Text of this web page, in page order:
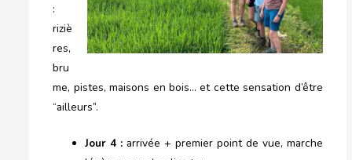
:
riziè
res,
bru
me, pistes, maisons en bois… et cette sensation d’être
“ailleurs”.
Jour 4 : arrivée + premier point de vue, marche